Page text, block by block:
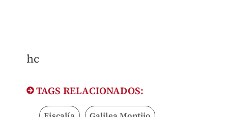
hc
TAGS RELACIONADOS: